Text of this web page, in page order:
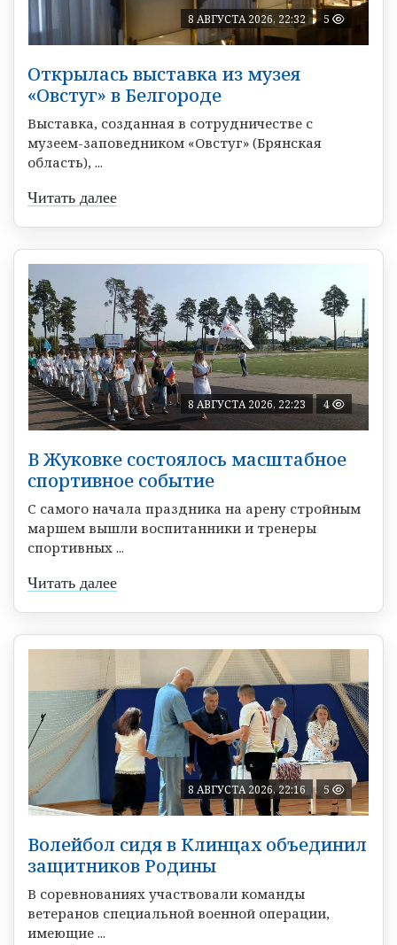
8 АВГУСТА 2026, 22:32 5
Открылась выставка из музея
«Овстуг» в Белгороде
Выставка, созданная в сотрудничестве с
музеем-заповедником «Овстуг» (Брянская
область), ...
Читать далее
8 АВГУСТА 2026, 22:23 4
В Жуковке состоялось масштабное
спортивное событие
С самого начала праздника на арену стройным
маршем вышли воспитанники и тренеры
спортивных ...
Читать далее
8 АВГУСТА 2026, 22:16 5
Волейбол сидя в Клинцах объединил
защитников Родины
В соревнованиях участвовали команды
ветеранов специальной военной операции,
имеющие ...